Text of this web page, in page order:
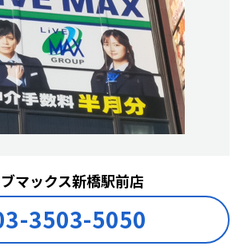
マックス新橋駅前店
3503-5050